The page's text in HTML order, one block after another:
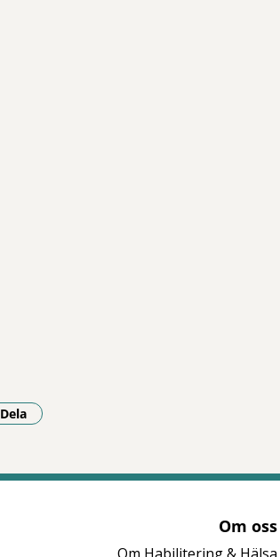
Dela
- Klicka för att öppna delningsalternativ.
Om oss